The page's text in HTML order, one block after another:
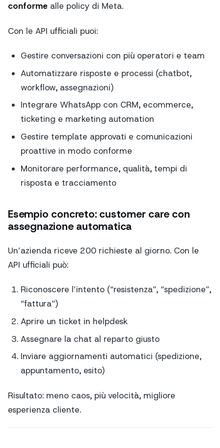
conforme alle policy di Meta.
Con le API ufficiali puoi:
Gestire conversazioni con più operatori e team
Automatizzare risposte e processi (chatbot,
workflow, assegnazioni)
Integrare WhatsApp con CRM, ecommerce,
ticketing e marketing automation
Gestire template approvati e comunicazioni
proattive in modo conforme
Monitorare performance, qualità, tempi di
risposta e tracciamento
Esempio concreto: customer care con
assegnazione automatica
Un’azienda riceve 200 richieste al giorno. Con le
API ufficiali può:
Riconoscere l’intento (“resistenza”, “spedizione”,
“fattura”)
Aprire un ticket in helpdesk
Assegnare la chat al reparto giusto
Inviare aggiornamenti automatici (spedizione,
appuntamento, esito)
Risultato: meno caos, più velocità, migliore
esperienza cliente.